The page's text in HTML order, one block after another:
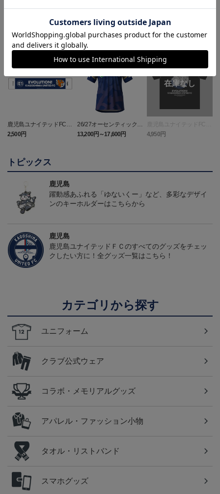
ランキング
NEW
鹿児島ユナイテッドFC
バクーダ タオルマフラ
ー
2,500円
26/27オーセンティックユ
ニフォーム（FP1st）
13,200円～17,600円
鹿児島ユナイテッドFC
バクーダ Tシャツ BLACK
4,950円
トピックス
鹿児島
躍動感あふれる「ゆないくー」など、多彩なデザイ
ンのキーホルダーはこちらから
鹿児島
鹿児島ユナイテッドＦＣのすべてのグッズをチェッ
クしたい方に！全グッズ一覧はこちら！
カテゴリから探す
ユニフォーム
クラブ公式ウェア
コラボ・メモリアルグッズ
アパレル・ファッション小物
タオル・リストバンド
スマホグッズ